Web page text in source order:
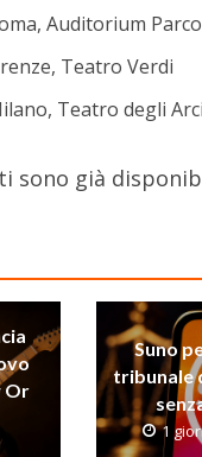
Auditorium
Teatro Verdi
Teatro degli
sono già
Or
Suno
tribunale
1